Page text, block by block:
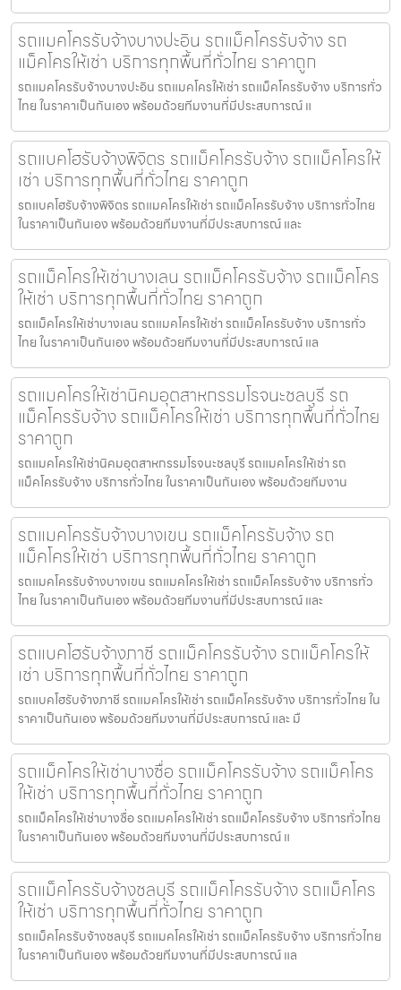
รถแมคโครรับจ้างบางปะอิน รถแม็คโครรับจ้าง รถ
แม็คโครให้เช่า บริการทุกพื้นที่ทั่วไทย ราคาถูก
รถแมคโครรับจ้างบางปะอิน รถแมคโครให้เช่า รถแม็คโครรับจ้าง บริการทั่ว
ไทย ในราคาเป็นกันเอง พร้อมด้วยทีมงานที่มีประสบการณ์ แ
รถแบคโฮรับจ้างพิจิตร รถแม็คโครรับจ้าง รถแม็คโครให้
เช่า บริการทุกพื้นที่ทั่วไทย ราคาถูก
รถแบคโฮรับจ้างพิจิตร รถแมคโครให้เช่า รถแม็คโครรับจ้าง บริการทั่วไทย
ในราคาเป็นกันเอง พร้อมด้วยทีมงานที่มีประสบการณ์ และ
รถแม็คโครให้เช่าบางเลน รถแม็คโครรับจ้าง รถแม็คโคร
ให้เช่า บริการทุกพื้นที่ทั่วไทย ราคาถูก
รถแม็คโครให้เช่าบางเลน รถแมคโครให้เช่า รถแม็คโครรับจ้าง บริการทั่ว
ไทย ในราคาเป็นกันเอง พร้อมด้วยทีมงานที่มีประสบการณ์ แล
รถแมคโครให้เช่านิคมอุตสาหกรรมโรจนะชลบุรี รถ
แม็คโครรับจ้าง รถแม็คโครให้เช่า บริการทุกพื้นที่ทั่วไทย
ราคาถูก
รถแมคโครให้เช่านิคมอุตสาหกรรมโรจนะชลบุรี รถแมคโครให้เช่า รถ
แม็คโครรับจ้าง บริการทั่วไทย ในราคาเป็นกันเอง พร้อมด้วยทีมงาน
รถแมคโครรับจ้างบางเขน รถแม็คโครรับจ้าง รถ
แม็คโครให้เช่า บริการทุกพื้นที่ทั่วไทย ราคาถูก
รถแมคโครรับจ้างบางเขน รถแมคโครให้เช่า รถแม็คโครรับจ้าง บริการทั่ว
ไทย ในราคาเป็นกันเอง พร้อมด้วยทีมงานที่มีประสบการณ์ และ
รถแบคโฮรับจ้างภาชี รถแม็คโครรับจ้าง รถแม็คโครให้
เช่า บริการทุกพื้นที่ทั่วไทย ราคาถูก
รถแบคโฮรับจ้างภาชี รถแมคโครให้เช่า รถแม็คโครรับจ้าง บริการทั่วไทย ใน
ราคาเป็นกันเอง พร้อมด้วยทีมงานที่มีประสบการณ์ และ มื
รถแม็คโครให้เช่าบางซื่อ รถแม็คโครรับจ้าง รถแม็คโคร
ให้เช่า บริการทุกพื้นที่ทั่วไทย ราคาถูก
รถแม็คโครให้เช่าบางซื่อ รถแมคโครให้เช่า รถแม็คโครรับจ้าง บริการทั่วไทย
ในราคาเป็นกันเอง พร้อมด้วยทีมงานที่มีประสบการณ์ แ
รถแม็คโครรับจ้างชลบุรี รถแม็คโครรับจ้าง รถแม็คโคร
ให้เช่า บริการทุกพื้นที่ทั่วไทย ราคาถูก
รถแม็คโครรับจ้างชลบุรี รถแมคโครให้เช่า รถแม็คโครรับจ้าง บริการทั่วไทย
ในราคาเป็นกันเอง พร้อมด้วยทีมงานที่มีประสบการณ์ แล